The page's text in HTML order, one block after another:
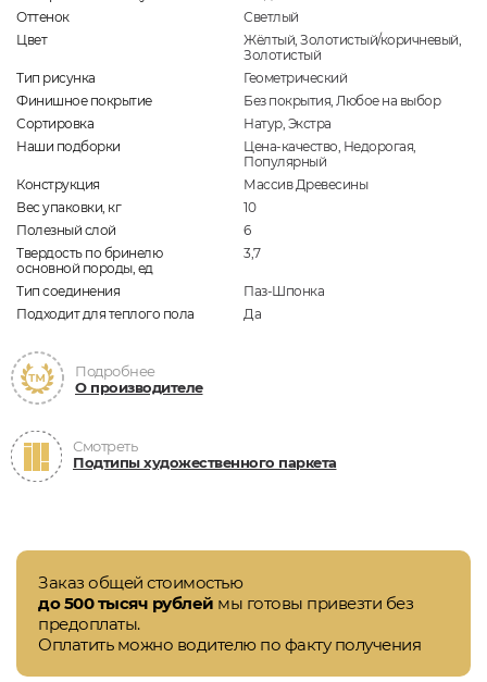
Оттенок
Светлый
Цвет
Жёлтый, Золотистый/коричневый,
Золотистый
Тип рисунка
Геометрический
Финишное покрытие
Без покрытия, Любое на выбор
Сортировка
Натур, Экстра
Наши подборки
Цена-качество, Недорогая,
Популярный
Конструкция
Массив Древесины
Вес упаковки, кг
10
Полезный слой
6
Твердость по бринелю
основной породы, ед
3,7
Тип соединения
Паз-Шпонка
Подходит для теплого пола
Да
Подробнее
О производителе
Смотреть
Подтипы художественного паркета
Заказ общей стоимостью
до 500 тысяч рублей мы готовы привезти без
предоплаты.
Оплатить можно водителю по факту получения